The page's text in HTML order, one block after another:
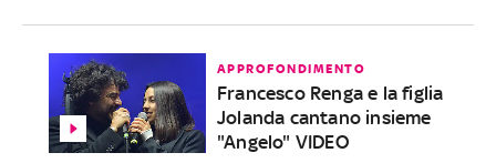
APPROFONDIMENTO
Francesco Renga e la figlia
Jolanda cantano insieme
"Angelo" VIDEO